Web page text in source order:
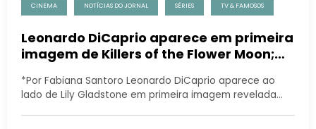
CINEMA NOTÍCIAS DO JORNAL SÉRIES TV & FAMOSOS
Leonardo DiCaprio aparece em primeira
imagem de Killers of the Flower Moon;
*Por Fabiana Santoro Leonardo DiCaprio aparece ao
lado de Lily Gladstone em primeira imagem revelada…